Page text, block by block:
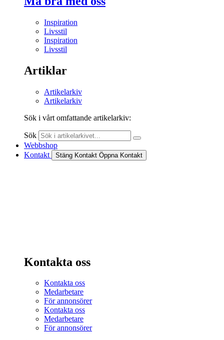
Inspiration
Livsstil
Inspiration
Livsstil
Artiklar
Artikelarkiv
Artikelarkiv
Sök i vårt omfattande artikelarkiv:
Sök
Webbshop
Kontakt
Stäng Kontakt Öppna Kontakt
Kontakta oss
Kontakta oss
Medarbetare
För annonsörer
Kontakta oss
Medarbetare
För annonsörer